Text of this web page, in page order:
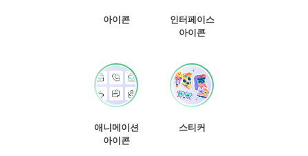
아이콘
인터페이스
아이콘
애니메이션
아이콘
스티커